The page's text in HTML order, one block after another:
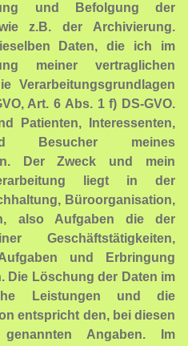
und Befolgung der
z.B. der Archivierung.
Daten, die ich im
meiner vertraglichen
Verarbeitungsgrundlagen
Art. 6 Abs. 1 f) DS-GVO.
Patienten, Interessenten,
Besucher meines
Der Zweck und mein
liegt in der
Büroorganisation,
also Aufgaben die der
Geschäftstätigkeiten,
und Erbringung
Die Löschung der Daten im
Leistungen und die
entspricht den, bei diesen
genannten Angaben.
Im